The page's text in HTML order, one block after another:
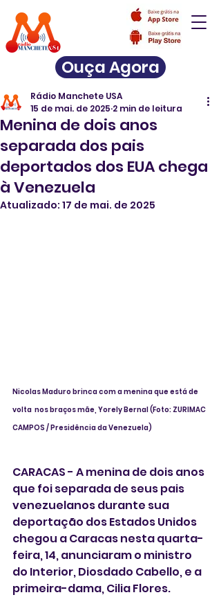
Ouça Agora
Menina de dois anos
separada dos pais
deportados dos EUA chega
à Venezuela
Rádio Manchete USA
15 de mai. de 2025 2 min de leitura
Atualizado: 17 de mai. de 2025
Nicolas Maduro brinca com a menina que está de
volta  nos braços mãe, Yorely Bernal (Foto: ZURIMAC
CAMPOS / Presidência da Venezuela)
CARACAS - A menina de dois anos
que foi separada de seus pais
venezuelanos durante sua
deportação dos Estados Unidos
chegou a Caracas nesta quarta-
feira, 14, anunciaram o ministro
do Interior, Diosdado Cabello, e a
primeira-dama, Cilia Flores.